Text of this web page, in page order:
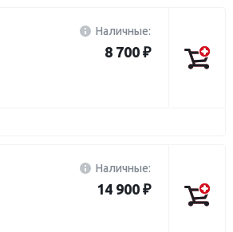
Наличные:
8 700 ₽
Наличные:
14 900 ₽